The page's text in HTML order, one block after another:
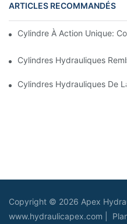
ARTICLES RECOMMANDÉS
Cylindre À Action Unique:
Cylindres Hydrauliques
Cylindres Hydrauliques De
Copyright © 2026 Apex
www.hydraulicapex.com |